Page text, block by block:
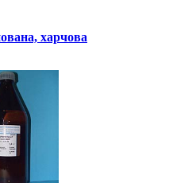
харчова